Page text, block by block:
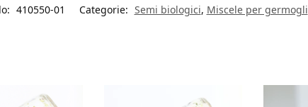
410550-01 Categorie: Semi biologici, Miscele per germogli